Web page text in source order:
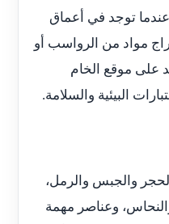
توجد في أعماق
مواد من الرواسب أو
على موقع الخام
البيئية والسلامة.
والجبس والرمل،
وعناصر مهمة